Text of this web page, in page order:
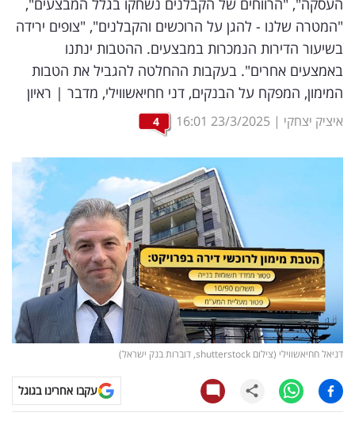
שיווק
ופרסום
משפט
מדדים
קריפטו
ויראלי
טלוויזיה
עסקי
ספורט
העסקה", "הרווחים של הקבלנים נשחקו בגלל המבצעים",
"המטרה שלנו - להגן על הרוכשים והקבלנים", "צופים ירידה
בשיעור הדירות הנמכרות במבצעים. ההטבות ינתנו
באמצעים אחרים". בעקבות ההחלטה להגביל את הטבות
המימון, המפקח על הבנקים, דני חחיאשווילי, מדבר | ראיון
איציק יצחקי |
23/3/2025
16:01
4
דניאל חחיאשווילי (צילום shutterstock, דוברות בנק ישראל)
עקבו אחרינו בגוגל